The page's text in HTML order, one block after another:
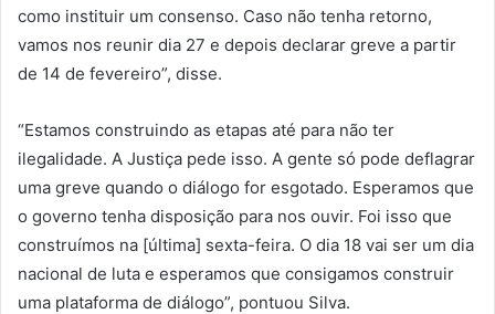
como instituir um consenso. Caso não tenha retorno,
vamos nos reunir dia 27 e depois declarar greve a partir
de 14 de fevereiro”, disse.
“Estamos construindo as etapas até para não ter
ilegalidade. A Justiça pede isso. A gente só pode deflagrar
uma greve quando o diálogo for esgotado. Esperamos que
o governo tenha disposição para nos ouvir. Foi isso que
construímos na [última] sexta-feira. O dia 18 vai ser um dia
nacional de luta e esperamos que consigamos construir
uma plataforma de diálogo”, pontuou Silva.